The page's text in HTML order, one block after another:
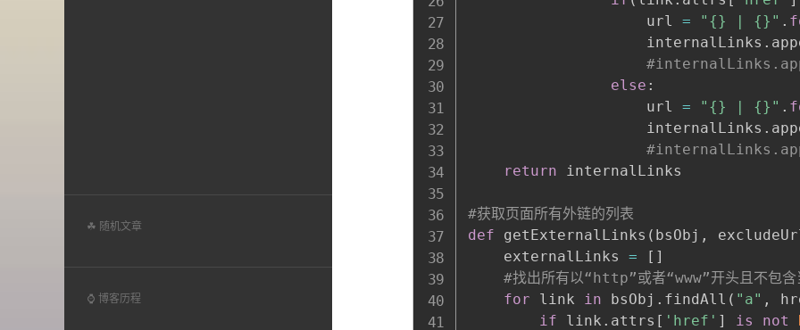
☘ 随机文章
⌚ 博客历程
                    url
= "{} | {}" .
                    internalLinks
.
else :
                    url
= "{} | {}" .
                    internalLinks
.
return internalLinks
#获取页面所有外链的列表
def getExternalLinks ( bsObj ,
    externalLinks
= [ ]
#找出所有以“http”或者“www”开头且不包含
for link in bsObj . findAll ( "a" ,
if link . attrs [ 'href' ] is not